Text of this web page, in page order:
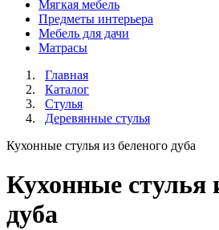
Мягкая мебель
Предметы интерьера
Мебель для дачи
Матраcы
Главная
Каталог
Стулья
Деревянные стулья
Кухонные стулья из беленого дуба
Кухонные стулья
дуба